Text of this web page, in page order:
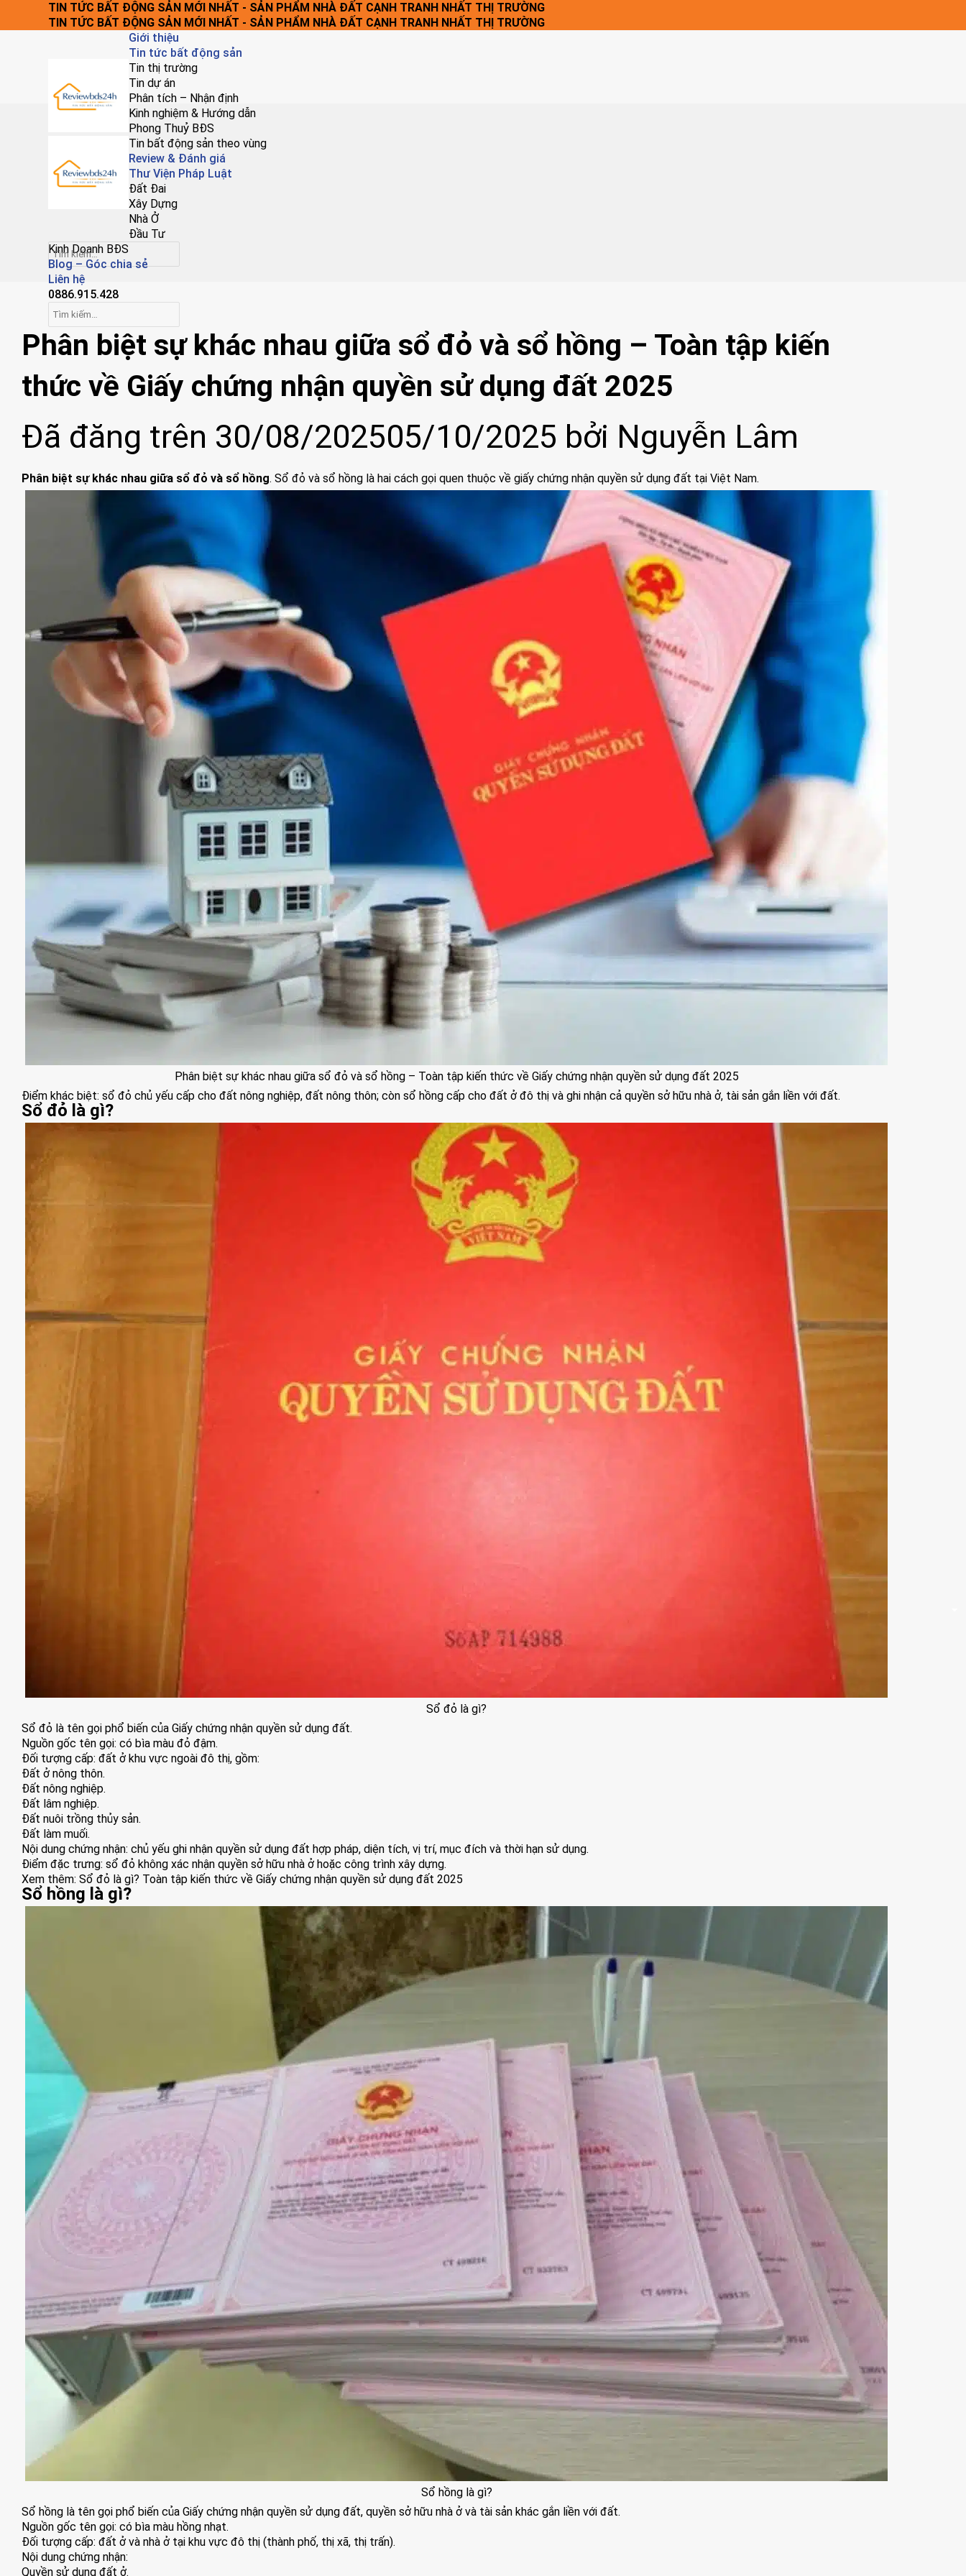
TIN TỨC BẤT ĐỘNG SẢN MỚI NHẤT - SẢN PHẨM NHÀ ĐẤT CẠNH TRANH NHẤT THỊ TRƯỜNG
TIN TỨC BẤT ĐỘNG SẢN MỚI NHẤT - SẢN PHẨM NHÀ ĐẤT CẠNH TRANH NHẤT THỊ TRƯỜNG
Giới thiệu
Tin tức bất động sản
Tin thị trường
Tin dự án
Phân tích – Nhận định
Kinh nghiệm & Hướng dẫn
Phong Thuỷ BĐS
Tin bất động sản theo vùng
Review & Đánh giá
Thư Viện Pháp Luật
Đất Đai
Xây Dựng
Nhà Ở
Đầu Tư
Kinh Doanh BĐS
Blog – Góc chia sẻ
Liên hệ
0886.915.428
Phân biệt sự khác nhau giữa sổ đỏ và sổ hồng – Toàn tập kiến
thức về Giấy chứng nhận quyền sử dụng đất 2025
Đã đăng trên 30/08/202505/10/2025 bởi Nguyễn Lâm
Phân biệt sự khác nhau giữa sổ đỏ và sổ hồng. Sổ đỏ và sổ hồng là hai cách gọi quen thuộc về giấy chứng nhận quyền sử dụng đất tại Việt Nam.
Phân biệt sự khác nhau giữa sổ đỏ và sổ hồng – Toàn tập kiến thức về Giấy chứng nhận quyền sử dụng đất 2025
Điểm khác biệt: sổ đỏ chủ yếu cấp cho đất nông nghiệp, đất nông thôn; còn sổ hồng cấp cho đất ở đô thị và ghi nhận cả quyền sở hữu nhà ở, tài sản gắn liền với đất.
Sổ đỏ là gì?
Sổ đỏ là gì?
Sổ đỏ là tên gọi phổ biến của Giấy chứng nhận quyền sử dụng đất.
Nguồn gốc tên gọi: có bìa màu đỏ đậm.
Đối tượng cấp: đất ở khu vực ngoài đô thị, gồm:
Đất ở nông thôn.
Đất nông nghiệp.
Đất lâm nghiệp.
Đất nuôi trồng thủy sản.
Đất làm muối.
Nội dung chứng nhận: chủ yếu ghi nhận quyền sử dụng đất hợp pháp, diện tích, vị trí, mục đích và thời hạn sử dụng.
Điểm đặc trưng: sổ đỏ không xác nhận quyền sở hữu nhà ở hoặc công trình xây dựng.
Xem thêm: Sổ đỏ là gì? Toàn tập kiến thức về Giấy chứng nhận quyền sử dụng đất 2025
Sổ hồng là gì?
Sổ hồng là gì?
Sổ hồng là tên gọi phổ biến của Giấy chứng nhận quyền sử dụng đất, quyền sở hữu nhà ở và tài sản khác gắn liền với đất.
Nguồn gốc tên gọi: có bìa màu hồng nhạt.
Đối tượng cấp: đất ở và nhà ở tại khu vực đô thị (thành phố, thị xã, thị trấn).
Nội dung chứng nhận:
Quyền sử dụng đất ở.